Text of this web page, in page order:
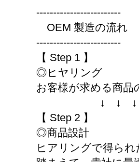
-------------------------
OEM 製造の流れ
-------------------------
【 Step 1 】
◎ヒヤリング
お客様が求める商
↓ ↓
【 Step 2 】
◎商品設計
ヒアリングで得ら